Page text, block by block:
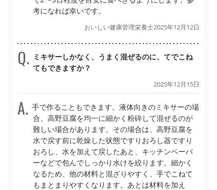
考になれば幸いです。
おいしい健康管理栄養士2025年12月12日
ミキサーしかなく、うまく混ぜるのに、てでこね
てもできますか？
2025年12月15日
手で作ることもできます。液体向きのミキサーの場
合、高野豆腐を均一に細かく粉砕して混ぜるのが
難しい場合があります。その場合は、高野豆腐を
水で戻す前に乾燥した状態ですりおろし器ですり
おろし、水を加えて戻したあと、キッチンペーパ
ーなどで包んでしっかり水けを絞ります。細かく
なるため、他の材料と混ざりやすく、手でこねて
もまとまりやすくなります。あとは材料を加え